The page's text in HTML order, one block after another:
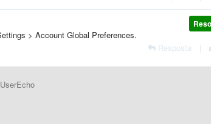
> Account Global Preferences.
Resposta